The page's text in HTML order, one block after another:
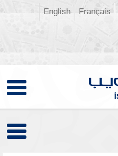
Français
English